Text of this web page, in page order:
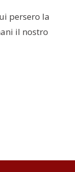
persero la
il nostro